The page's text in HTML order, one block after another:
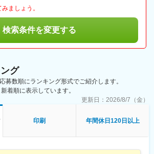
ましょう。
検索条件を変更する
グ
募数順にランキング形式でご紹介します。
着順に表示しています。
更新日： 2026/8/7（金）
印刷 年間休日120日以上